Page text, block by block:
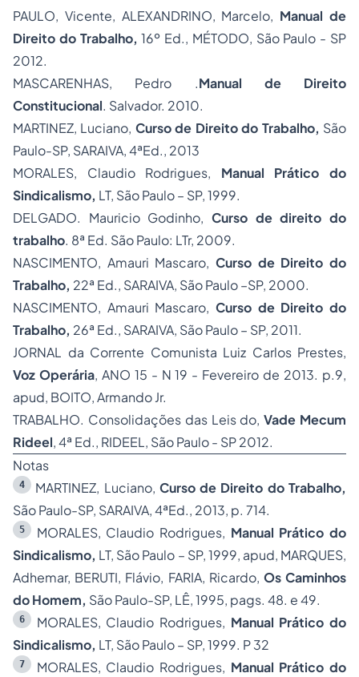
PAULO, Vicente, ALEXANDRINO, Marcelo, Manual de
Direito do Trabalho, 16º Ed., MÉTODO, São Paulo - SP
2012.
MASCARENHAS, Pedro .Manual de Direito
Constitucional. Salvador. 2010.
MARTINEZ, Luciano, Curso de Direito do Trabalho, São
Paulo-SP, SARAIVA, 4ªEd., 2013
MORALES, Claudio Rodrigues, Manual Prático do
Sindicalismo, LT, São Paulo – SP, 1999.
DELGADO. Mauricio Godinho, Curso de direito do
trabalho. 8ª Ed. São Paulo: LTr, 2009.
NASCIMENTO, Amauri Mascaro, Curso de Direito do
Trabalho, 22ª Ed., SARAIVA, São Paulo –SP, 2000.
NASCIMENTO, Amauri Mascaro, Curso de Direito do
Trabalho, 26ª Ed., SARAIVA, São Paulo – SP, 2011.
JORNAL da Corrente Comunista Luiz Carlos Prestes,
Voz Operária, ANO 15 - N 19 - Fevereiro de 2013. p.9,
apud, BOITO, Armando Jr.
TRABALHO. Consolidações das Leis do,Vade Mecum
Rideel, 4ª Ed., RIDEEL, São Paulo - SP 2012.
Notas
4 MARTINEZ, Luciano, Curso de Direito do Trabalho,
São Paulo-SP, SARAIVA, 4ªEd., 2013, p. 714.
5 MORALES, Claudio Rodrigues, Manual Prático do
Sindicalismo, LT, São Paulo – SP, 1999, apud, MARQUES,
Adhemar, BERUTI, Flávio, FARIA, Ricardo, Os Caminhos
do Homem, São Paulo-SP, LÊ, 1995, pags. 48. e 49.
6 MORALES, Claudio Rodrigues, Manual Prático do
Sindicalismo, LT, São Paulo – SP, 1999. P 32
7 MORALES, Claudio Rodrigues, Manual Prático do